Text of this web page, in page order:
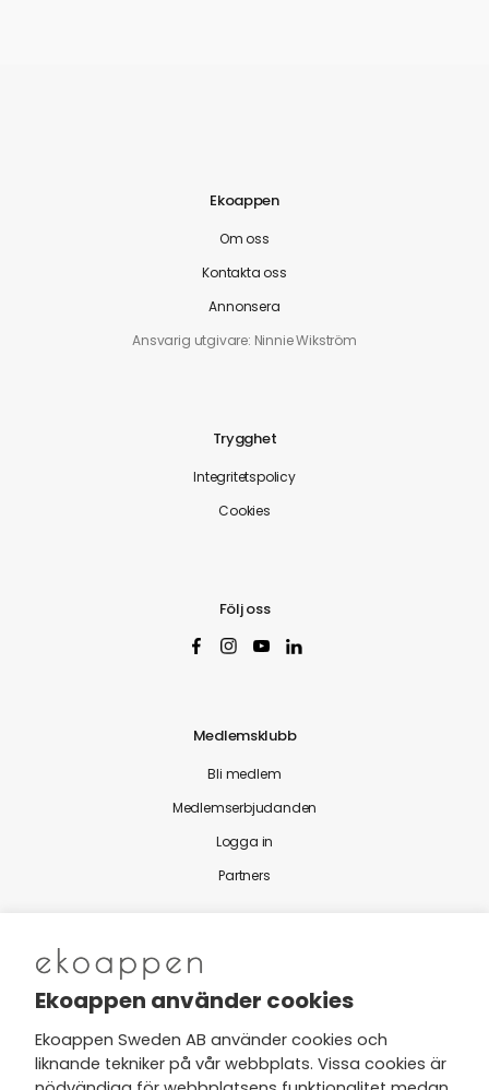
Ekoappen
Om oss
Kontakta oss
Annonsera
Ansvarig utgivare: Ninnie Wikström
Trygghet
Integritetspolicy
Cookies
Följ oss
Medlemsklubb
Bli medlem
Medlemserbjudanden
Logga in
Partners
Nytt från Ekoappen
Jag har tagit del av Ekoappens
Ekoappen använder cookies
Ekoappen Sweden AB använder cookies och
liknande tekniker på vår webbplats. Vissa cookies är